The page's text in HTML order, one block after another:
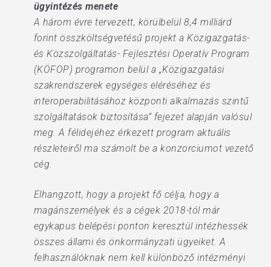
ügyintézés menete
A három évre tervezett, körülbelül 8,4 milliárd
forint összköltségvetésű projekt a Közigazgatás-
és Közszolgáltatás- Fejlesztési Operatív Program
(KÖFOP) programon belül a „Közigazgatási
szakrendszerek egységes eléréséhez és
interoperabilitásához központi alkalmazás szintű
szolgáltatások biztosítása” fejezet alapján valósul
meg. A félidejéhez érkezett program aktuális
részleteiről ma számolt be a konzorciumot vezető
cég.
Elhangzott, hogy a projekt fő célja, hogy a
magánszemélyek és a cégek 2018-tól már
egykapus belépési ponton keresztül intézhessék
összes állami és önkormányzati ügyeiket. A
felhasználóknak nem kell különböző intézményi